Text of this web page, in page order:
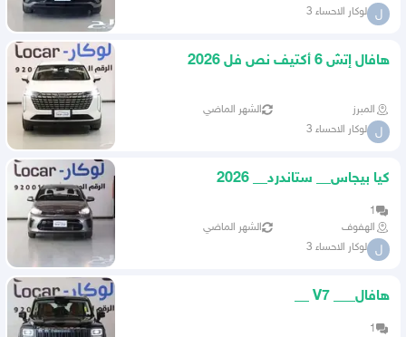
ل لوكار الاحساء 3
هافال إتش 6 أكتيف نص فل 2026
المبرز الشهر الماضي
ل لوكار الاحساء 3
كيا بيجاس__ ستاندرد__ 2026
1
الهفوف
الشهر الماضي
ل لوكار الاحساء 3
هافال___ V7 __
1